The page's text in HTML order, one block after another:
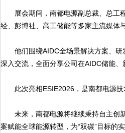
展会期间，南都电源副总裁、总工程
经、彭博社、高工储能等多家主流媒体
他们围绕AIDC全场景解决方案、研
深入交流，全面分享公司在AIDC储能
此次亮相ESIE2026，是南都电源技
未来，南都电源将继续秉持自主创新
案赋能全球能源转型，为“双碳”目标的